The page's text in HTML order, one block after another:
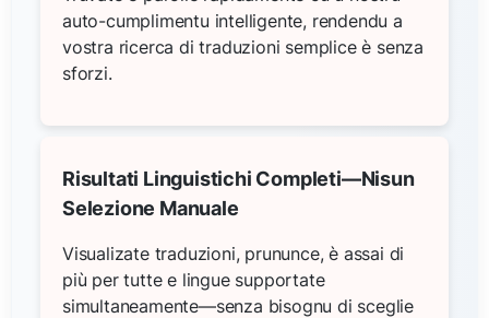
auto-cumplimentu intelligente, rendendu a
vostra ricerca di traduzioni semplice è senza
sforzi.
Risultati Linguistichi Completi—Nisun
Selezione Manuale
Visualizate traduzioni, prununce, è assai di
più per tutte e lingue supportate
simultaneamente—senza bisognu di sceglie